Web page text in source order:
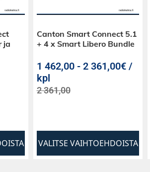
ja
Canton Smart Connect 5.1
+ 4 x Smart Libero Bundle
1 462,00- 2 361,00€ /
kpl
2 361,00
VALITSE VAIHTOEHDOISTA